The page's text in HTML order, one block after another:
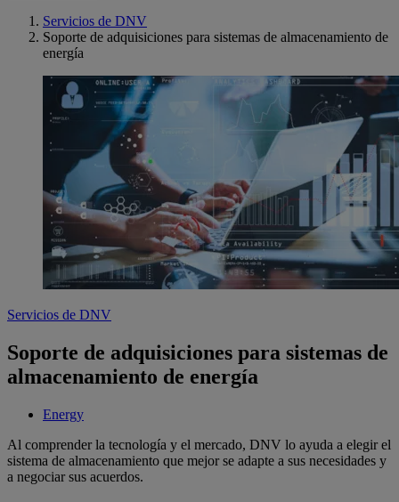
Servicios de DNV
Soporte de adquisiciones para sistemas de almacenamiento de
energía
Servicios de DNV
Soporte de adquisiciones para sistemas de
almacenamiento de energía
Energy
Al comprender la tecnología y el mercado, DNV lo ayuda a elegir el
sistema de almacenamiento que mejor se adapte a sus necesidades y
a negociar sus acuerdos.